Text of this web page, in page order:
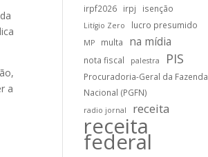
a
irpf2026
irpj isenção
Litígio Zero lucro presumido
MP multa na mídia
nota fiscal palestra PIS
Procuradoria-Geral da Fazenda
Nacional (PGFN)
radio jornal receita
receita
federal